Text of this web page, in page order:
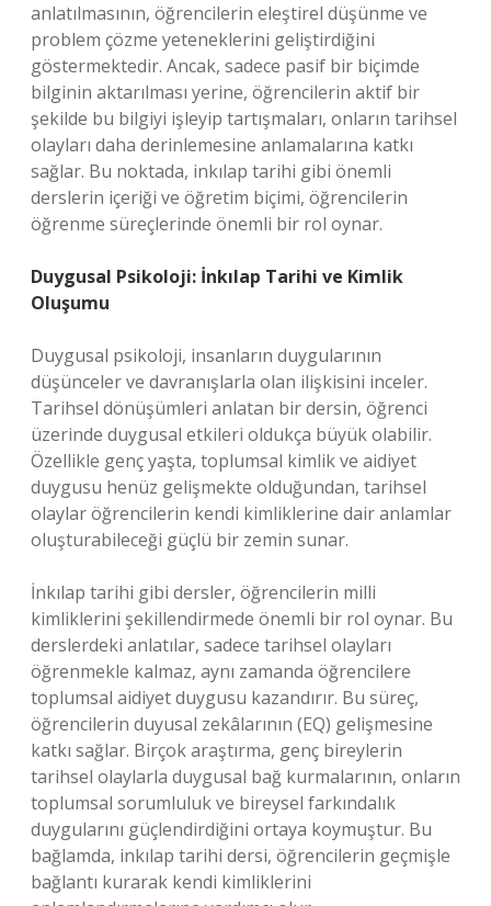
anlatılmasının, öğrencilerin eleştirel düşünme ve
problem çözme yeteneklerini geliştirdiğini
göstermektedir. Ancak, sadece pasif bir biçimde
bilginin aktarılması yerine, öğrencilerin aktif bir
şekilde bu bilgiyi işleyip tartışmaları, onların tarihsel
olayları daha derinlemesine anlamalarına katkı
sağlar. Bu noktada, inkılap tarihi gibi önemli
derslerin içeriği ve öğretim biçimi, öğrencilerin
öğrenme süreçlerinde önemli bir rol oynar.
Duygusal Psikoloji: İnkılap Tarihi ve Kimlik
Oluşumu
Duygusal psikoloji, insanların duygularının
düşünceler ve davranışlarla olan ilişkisini inceler.
Tarihsel dönüşümleri anlatan bir dersin, öğrenci
üzerinde duygusal etkileri oldukça büyük olabilir.
Özellikle genç yaşta, toplumsal kimlik ve aidiyet
duygusu henüz gelişmekte olduğundan, tarihsel
olaylar öğrencilerin kendi kimliklerine dair anlamlar
oluşturabileceği güçlü bir zemin sunar.
İnkılap tarihi gibi dersler, öğrencilerin milli
kimliklerini şekillendirmede önemli bir rol oynar. Bu
derslerdeki anlatılar, sadece tarihsel olayları
öğrenmekle kalmaz, aynı zamanda öğrencilere
toplumsal aidiyet duygusu kazandırır. Bu süreç,
öğrencilerin duyusal zekâlarının (EQ) gelişmesine
katkı sağlar. Birçok araştırma, genç bireylerin
tarihsel olaylarla duygusal bağ kurmalarının, onların
toplumsal sorumluluk ve bireysel farkındalık
duygularını güçlendirdiğini ortaya koymuştur. Bu
bağlamda, inkılap tarihi dersi, öğrencilerin geçmişle
bağlantı kurarak kendi kimliklerini